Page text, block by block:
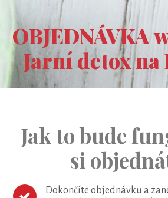
OBJEDNÁVKA
Jarní detox na
Jak to bude
si
Dokončíte objednávku a